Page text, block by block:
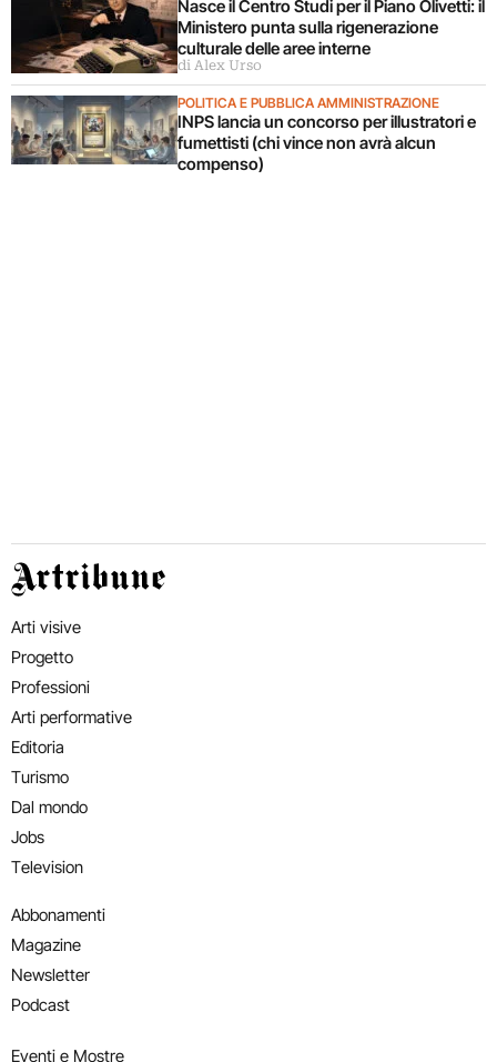
Nasce il Centro Studi per il Piano Olivetti: il
Ministero punta sulla rigenerazione
culturale delle aree interne
di Alex Urso
POLITICA E PUBBLICA AMMINISTRAZIONE
INPS lancia un concorso per illustratori e
fumettisti (chi vince non avrà alcun
compenso)
Artribune
Arti visive
Progetto
Professioni
Arti performative
Editoria
Turismo
Dal mondo
Jobs
Television
Abbonamenti
Magazine
Newsletter
Podcast
Eventi e Mostre